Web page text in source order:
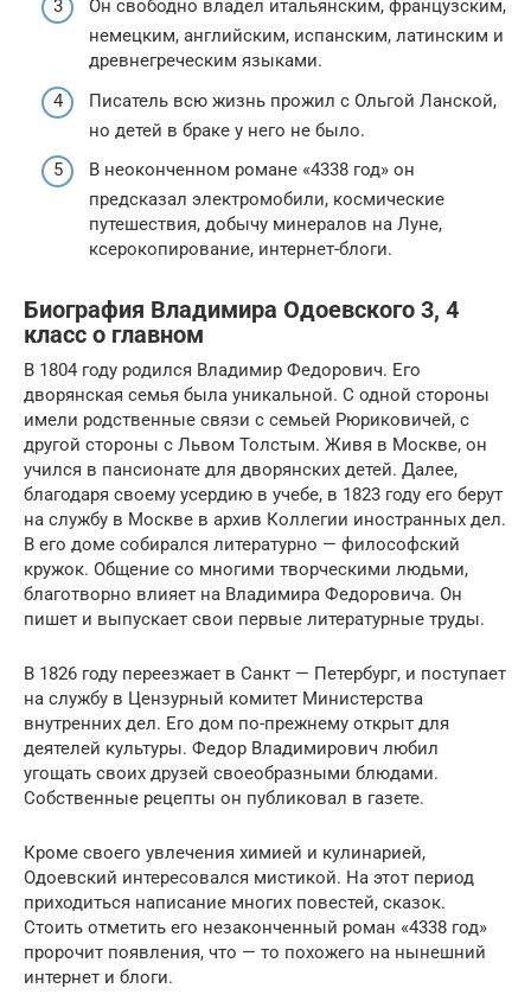
Он свободно владел итальянским, французским,
немецким, английским, испанским, латинским и
древнегреческим языками.
Писатель всю жизнь прожил с Ольгой Ланской,
но детей в браке у него не было.
В неоконченном романе «4338 год» он
предсказал электромобили, космические
путешествия, добычу минералов на Луне,
ксерокопирование, интернет-блоги.
Биография Владимира Одоевского 3, 4
класс о главном
В 1804 году родился Владимир Федорович. Его
дворянская семья была уникальной. С одной стороны
имели родственные связи с семьей Рюриковичей, с
другой стороны с Львом Толстым. Живя в Москве, он
учился в пансионате для дворянских детей. Далее,
благодаря своему усердию в учебе, в 1823 году его берут
на службу в Москве в архив Коллегии иностранных дел.
В его доме собирался литературно — философский
кружок. Общение со многими творческими людьми,
благотворно влияет на Владимира Федоровича. Он
пишет и выпускает свои первые литературные труды.
В 1826 году переезжает в Санкт — Петербург, и поступает
на службу в Цензурный комитет Министерства
внутренних дел. Его дом по-прежнему открыт для
деятелей культуры. Федор Владимирович любил
угощать своих друзей своеобразными блюдами.
Собственные рецепты он публиковал в газете.
Кроме своего увлечения химией и кулинарией,
Одоевский интересовался мистикой. На этот период
приходиться написание многих повестей, сказок.
Стоить отметить его незаконченный роман «4338 год»
пророчит появления, что — то похожего на нынешний
интернет и блоги.